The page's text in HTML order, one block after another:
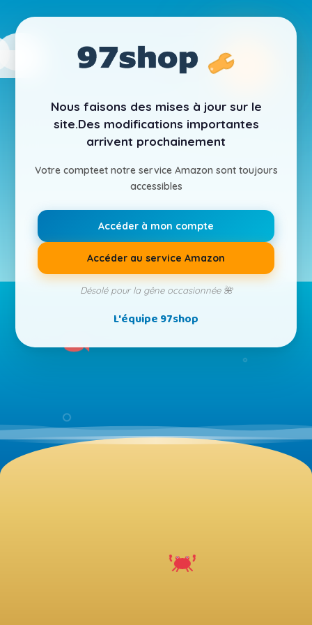
Nous faisons des mises à jour sur le
site.Des modifications importantes
arrivent prochainement
Votre compteet notre service Amazon sont toujours
accessibles
Accéder à mon compte
Accéder au service Amazon
Désolé pour la gêne occasionnée 🌺
L'équipe 97shop